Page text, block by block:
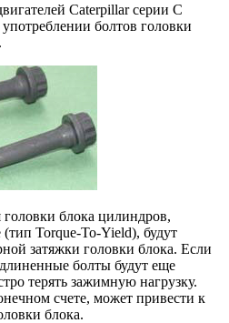
Caterpillar серии C
болтов головки
блока цилиндров,
Torque-To-Yield), будут
затяжки головки блока. Если
болты будут еще
терять зажимную нагрузку.
счете, может привести к
блока.